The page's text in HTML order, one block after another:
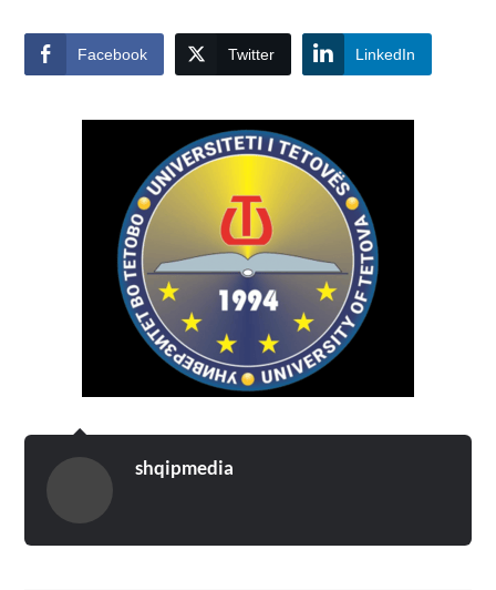
Facebook Twitter LinkedIn
shqipmedia